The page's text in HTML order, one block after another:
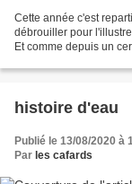
Cette année c'est
débrouiller pour
Et comme depuis un
histoire d'eau
Publié le 13/08/2020 à
Par les cafards